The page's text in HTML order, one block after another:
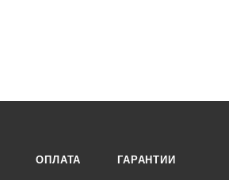
ОПЛАТА ГАРАНТИИ